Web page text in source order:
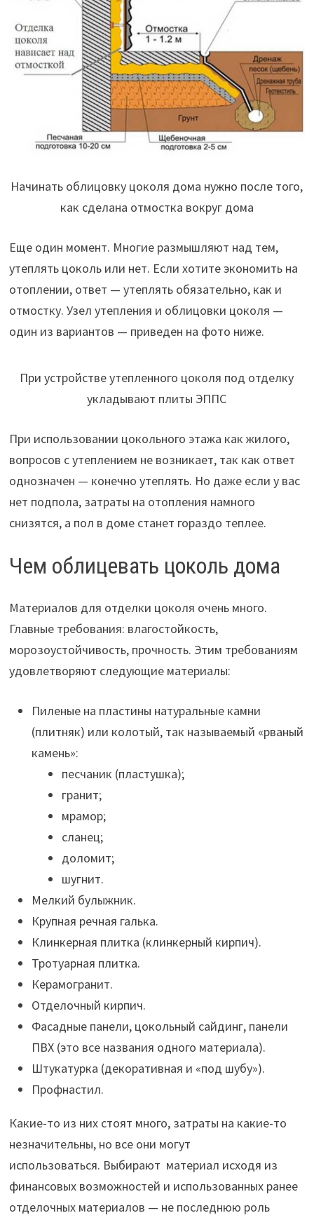
Начинать облицовку цоколя дома нужно после того,
как сделана отмостка вокруг дома
Еще один момент. Многие размышляют над тем,
утеплять цоколь или нет. Если хотите экономить на
отоплении, ответ — утеплять обязательно, как и
отмостку. Узел утепления и облицовки цоколя —
один из вариантов — приведен на фото ниже.
При устройстве утепленного цоколя под отделку
укладывают плиты ЭППС
При использовании цокольного этажа как жилого,
вопросов с утеплением не возникает, так как ответ
однозначен — конечно утеплять. Но даже если у вас
нет подпола, затраты на отопления намного
снизятся, а пол в доме станет гораздо теплее.
Чем облицевать цоколь дома
Материалов для отделки цоколя очень много.
Главные требования: влагостойкость,
морозоустойчивость, прочность. Этим требованиям
удовлетворяют следующие материалы:
Пиленые на пластины натуральные камни
(плитняк) или колотый, так называемый «рваный
камень»:
песчаник (пластушка);
гранит;
мрамор;
сланец;
доломит;
шугнит.
Мелкий булыжник.
Крупная речная галька.
Клинкерная плитка (клинкерный кирпич).
Тротуарная плитка.
Керамогранит.
Отделочный кирпич.
Фасадные панели, цокольный сайдинг, панели
ПВХ (это все названия одного материала).
Штукатурка (декоративная и «под шубу»).
Профнастил.
Какие-то из них стоят много, затраты на какие-то
незначительны, но все они могут
использоваться. Выбирают материал исходя из
финансовых возможностей и использованных ранее
отделочных материалов — не последнюю роль